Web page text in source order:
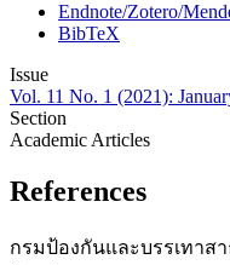
Endnote/Zotero/
BibTeX
Issue
Vol. 11 No. 1 (2021):
Section
Academic Articles
References
กรมป้องกันและบรรเทาส